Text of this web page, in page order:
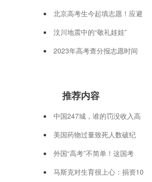
北京高考生今起填志愿！应避
汶川地震中的“敬礼娃娃”
2023年高考查分报志愿时间
推荐内容
中国247城，谁的罚没收入高
美国药物过量致死人数破纪
外国“高考”不简单！这国考
马斯克对生育很上心：捐资10